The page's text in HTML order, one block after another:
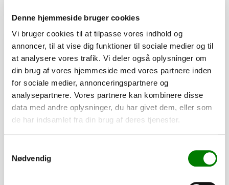
Denne hjemmeside bruger cookies
Vi bruger cookies til at tilpasse vores indhold og
annoncer, til at vise dig funktioner til sociale medier og til
at analysere vores trafik. Vi deler også oplysninger om
din brug af vores hjemmeside med vores partnere inden
for sociale medier, annonceringspartnere og
analysepartnere. Vores partnere kan kombinere disse
data med andre oplysninger, du har givet dem, eller som
de har indsamlet fra din brug af deres tjenester.
Nødvendig